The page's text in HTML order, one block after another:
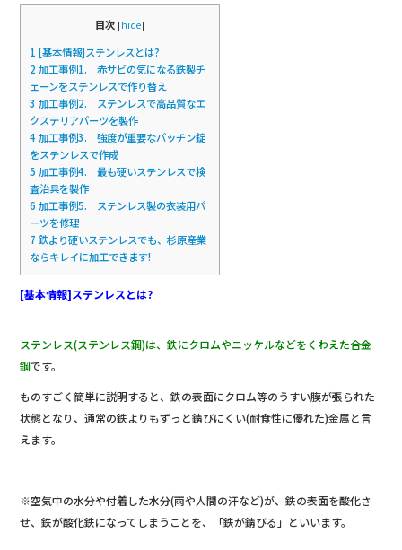
目次 [hide]
1 [基本情報]ステンレスとは?
2 加工事例1. 赤サビの気になる鉄製チ
ェーンをステンレスで作り替え
3 加工事例2. ステンレスで高品質なエ
クステリアパーツを製作
4加工事例3. 強度が重要なパッチン錠
をステンレスで作成
5 加工事例4. 最も硬いステンレスで検
査治具を製作
6 加工事例5. ステンレス製の衣装用パ
ーツを修理
7 鉄より硬いステンレスでも、杉原産業
ならキレイに加工できます!
[基本情報]ステンレスとは?
ステンレス(ステンレス鋼)は、鉄にクロムやニッケルなどをくわえた合金
鋼です。
ものすごく簡単に説明すると、鉄の表面にクロム等のうすい膜が張られた
状態となり、通常の鉄よりもずっと錆びにくい(耐食性に優れた)金属と言
えます。
※空気中の水分や付着した水分(雨や人間の汗など)が、鉄の表面を酸化さ
せ、鉄が酸化鉄になってしまうことを、「鉄が錆びる」といいます。